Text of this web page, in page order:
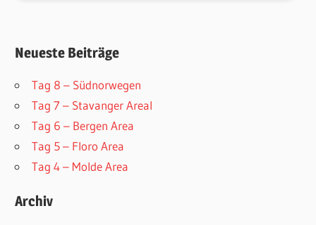
Neueste Beiträge
Tag 8 – Südnorwegen
Tag 7 – Stavanger AreaI
Tag 6 – Bergen Area
Tag 5 – Floro Area
Tag 4 – Molde Area
Archiv